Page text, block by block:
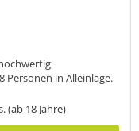
Personen in Alleinlage.
(ab 18 Jahre)